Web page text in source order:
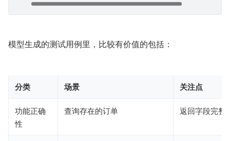
模型生成的测试用例里，比较有价值的包括：
分类 场景 关注点
功能正确
性
查询存在的订单 返回字段完整